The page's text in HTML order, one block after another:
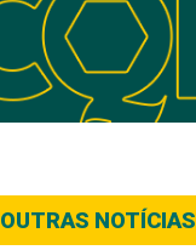
OUTRAS NOTÍCIAS